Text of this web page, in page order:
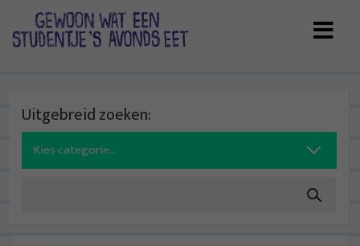
Uitgebreid zoeken:
Search
for: